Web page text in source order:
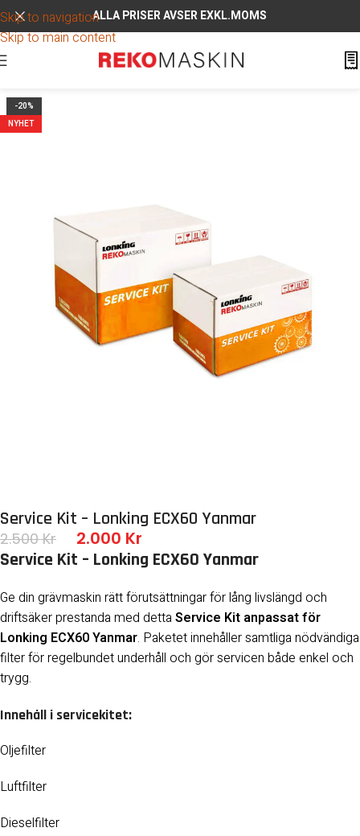
Skip to navigation
Skip to main content
ALLA PRISER AVSER EXKL.MOMS
-20%
NYHET
Service Kit – Lonking ECX60 Yanmar
2.500Kr 2.000 Kr
Service Kit – Lonking ECX60 Yanmar
Ge din grävmaskin rätt förutsättningar för lång livslängd och
driftsäker prestanda med dettaService Kit anpassat för
Lonking ECX60 Yanmar. Paketet innehåller samtliga nödvändiga
filter för regelbundet underhåll och gör servicen både enkel och
trygg.
Innehåll i servicekitet:
Oljefilter
Luftfilter
Dieselfilter